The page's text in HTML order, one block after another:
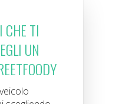
CHE TI
UN